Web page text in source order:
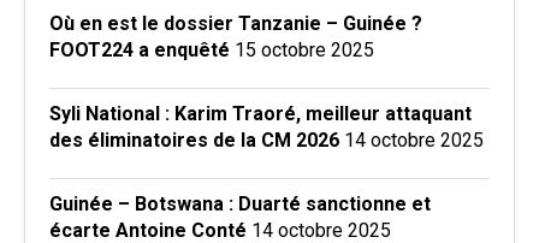
Où en est le dossier Tanzanie – Guinée ?
FOOT224 a enquêté 15 octobre 2025
Syli National : Karim Traoré, meilleur attaquant
des éliminatoires de la CM 2026 14 octobre 2025
Guinée – Botswana : Duarté sanctionne et
écarte Antoine Conté 14 octobre 2025